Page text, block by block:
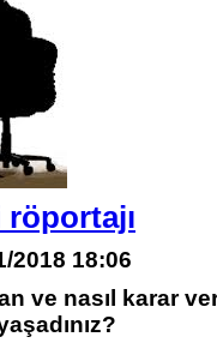
2018 18:06
ve nasıl karar